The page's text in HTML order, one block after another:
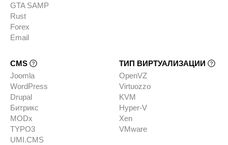
GTA SAMP
Rust
Forex
Email
CMS
Joomla
WordPress
Drupal
Битрикс
MODx
TYPO3
UMI.CMS
ТИП ВИРТУАЛИЗАЦИИ
OpenVZ
Virtuozzo
KVM
Hyper-V
Xen
VMware